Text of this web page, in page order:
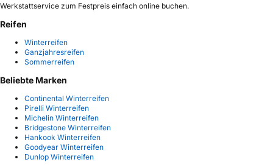
Werkstattservice zum Festpreis einfach online buchen.
Reifen
Winterreifen
Ganzjahresreifen
Sommerreifen
Beliebte Marken
Continental Winterreifen
Pirelli Winterreifen
Michelin Winterreifen
Bridgestone Winterreifen
Hankook Winterreifen
Goodyear Winterreifen
Dunlop Winterreifen